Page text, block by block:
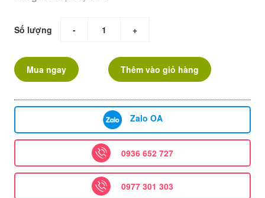
Số lượng - +
Mua ngay Thêm vào giỏ hàng
Zalo OA
0936 652 727
0977 301 303